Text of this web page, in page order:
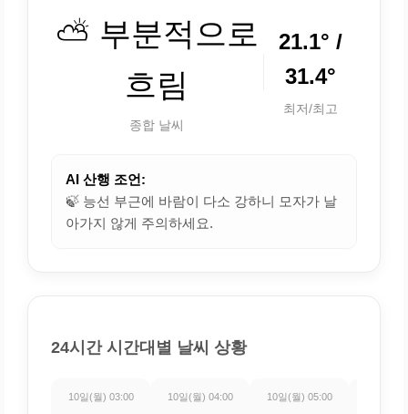
⛅ 부분적으로
흐림
종합 날씨
21.1° /
31.4°
최저/최고
AI 산행 조언:
🍃 능선 부근에 바람이 다소 강하니 모자가 날
아가지 않게 주의하세요.
24시간 시간대별 날씨 상황
10일(월) 03:00 10일(월) 04:00 10일(월) 05:00